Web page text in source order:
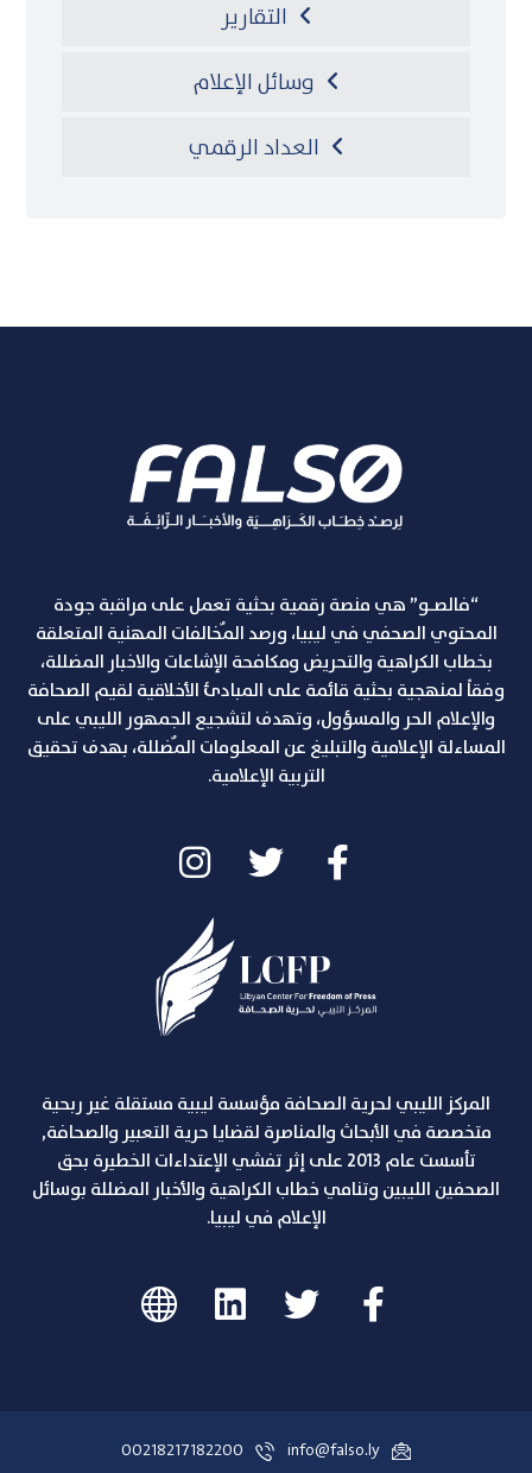
التقارير
وسائل الإعلام
العداد الرقمي
“فالصـو” هي منصة رقمية بحثية تعمل على مراقبة جودة
المحتوي الصحفي في ليبيا، ورصد المٌخالفات المهنية المتعلقة
بخطاب الكراهية والتحريض ومكافحة الإشاعات والاخبار المضللة،
وفقاً لمنهجية بحثية قائمة على المبادئ الأخلاقية لقيم الصحافة
والإعلام الحر والمسؤول، وتهدف لتشجيع الجمهور الليبي على
المساءلة الإعلامية والتبليغ عن المعلومات المٌضللة، بهدف تحقيق
التربية الإعلامية.
المركز الليبي لحرية الصحافة مؤسسة ليبية مستقلة غير ربحية
متخصصة في الأبحاث والمناصرة لقضايا حرية التعبير والصحافة,
تأسست عام 2013 على إثر تفشي الإعتداءات الخطيرة بحق
الصحفين الليبين وتنامي خطاب الكراهية والأخبار المضللة بوسائل
الإعلام في ليبيا.
info@falso.ly
00218217182200